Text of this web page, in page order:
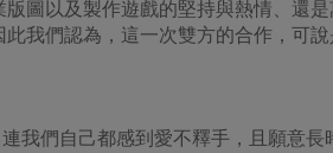
圖以及製作遊戲的堅持與熱情、還是
我們認為，這一次雙方的合作，可說
我們自己都感到愛不釋手，且願意長